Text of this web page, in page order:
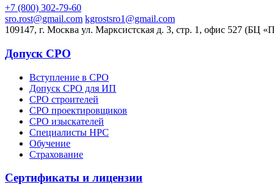
+7 (800) 302-79-60
sro.rost@gmail.com kgrostsro1@gmail.com
109147, г. Москва ул. Марксистская д. 3, стр. 1, офис 527 (БЦ
Допуск СРО
Вступление в СРО
Допуск СРО для ИП
СРО строителей
СРО проектировщиков
СРО изыскателей
Специалисты НРС
Обучение
Страхование
Сертификаты и лицензии